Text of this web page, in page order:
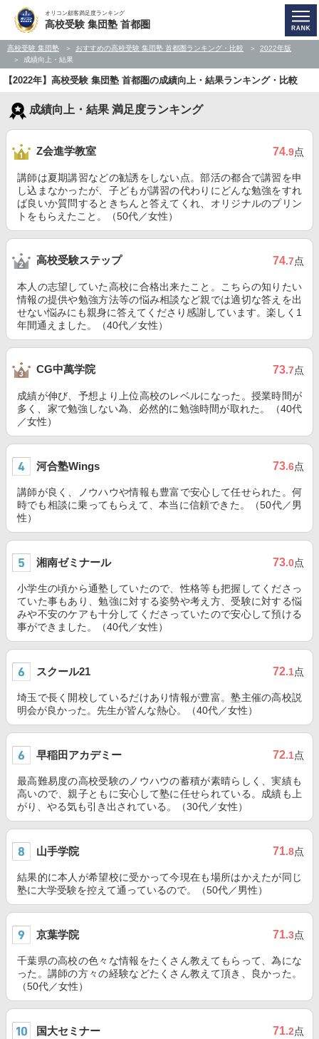
オリコン顧客満足度ランキング
高校受験 集団塾 首都圏
高校受験 集団塾 おすすめの高校受験 集団塾 首都圏ランキング・比較
2022年版
成績向上・結果
【2022年】高校受験 集団塾 首都圏の成績向上・結果ランキング・比較
成績向上・結果 満足度ランキング
Z会進学教室 74.9点
講師は夏期講習などの勧誘をしない点。部活の都合で講習を申
し込まなかったが、子どもが講習の代わりにどんな勉強をすれ
ば良いか質問するときちんと答えてくれ、オリジナルのプリン
トをもらえたこと。（50代／女性）
高校受験ステップ 74.7点
本人の志望していた高校に合格出来たこと。こちらの知りたい
情報の提供や勉強方法等の悩み相談など親では適切な答えを出
せない悩みにも親身に答えてくださり感謝しています。楽しく1
年間通えました。（40代／女性）
CG中萬学院 73.7点
成績が伸び、予想より上位高校のレベルになった。授業時間が
多く、家で勉強しない為、必然的に勉強時間が取れた。（40代
／女性）
河合塾Wings 73.6点
講師が良く、ノウハウや情報も豊富で安心して任せられた。何
時でも相談に乗ってもらえて、本当に信頼できた。（50代／男
性）
湘南ゼミナール 73.0点
小学生の頃から通塾していたので、性格等も把握してくださっ
ていた事もあり、勉強に対する姿勢や考え方、受験に対する悩
みや不安のケアも十分してくださっていたので安心して預ける
事ができました。（40代／女性）
スクール21 72.1点
埼玉で長く開校しているだけあり情報が豊富。塾主催の高校説
明会が良かった。先生が皆んな熱心。（40代／女性）
早稲田アカデミー 72.1点
最高難易度の高校受験のノウハウの蓄積が素晴らしく、実績も
高いので、親子ともに安心して塾に任せられている。成績も上
がり、やる気も引き出されている。（30代／女性）
山手学院 71.8点
結果的に本人が希望校に受かって今現在も場所はかえたが同じ
塾に大学受験を控えて通っているので。（50代／男性）
京葉学院 71.3点
千葉県の高校の色々な情報をたくさん教えてもらって、為にな
った。講師の方々の経験などたくさん教えて頂き、良かった。
（50代／女性）
国大セミナー 71.2点